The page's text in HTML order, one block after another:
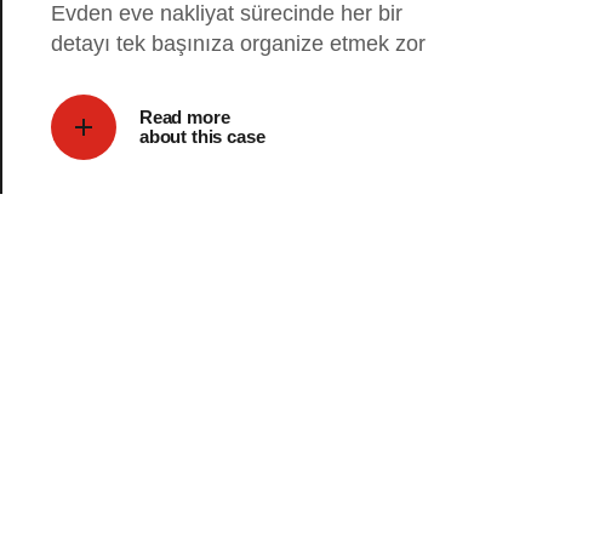
Evden eve nakliyat sürecinde her bir
detayı tek başınıza organize etmek zor
Read more
about this case